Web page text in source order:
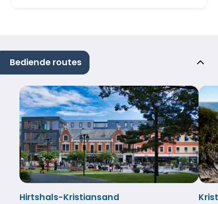
Bediende routes
Hirtshals-Kristiansand